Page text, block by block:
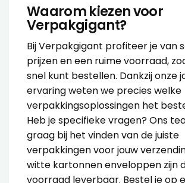
Waarom kiezen voor
Verpakgigant?
Bij Verpakgigant profiteer je van
prijzen en een ruime voorraad,
snel kunt bestellen. Dankzij onze
ervaring weten we precies welke
verpakkingsoplossingen het
Heb je specifieke vragen? Ons
graag bij het vinden van de juiste
verpakkingen voor jouw
witte kartonnen enveloppen zijn
voorraad leverbaar. Bestel je op